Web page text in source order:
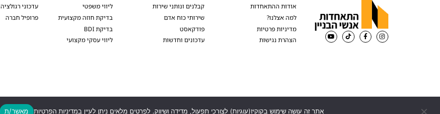
אודות ההתאחדות
למה אצלנו?
מדיניות פרטיות
הצהרת נגישות
קבלנים ונותני שירות
שירותי כוח אדם
פודקאסט
עדכונים וחדשות
ליווי משפטי
בדיקת חוזה מקצועית
בדיקת BDI
ליווי עסקי מקצועי
עדכוני רגולציה
פרופיל חברה
אתר זה עושה שימוש בקוקיז(עוגיות) לצורכי תפעול, מדידה ושיווק. לפרטים מלאים ניתן לעיין במדיניות הפרטיות מאשר/ת